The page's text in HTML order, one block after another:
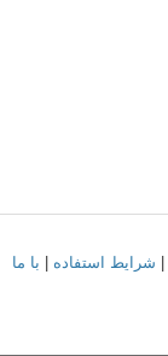
شرایط استفاده
با ما